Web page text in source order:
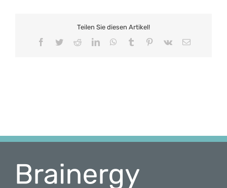
Teilen Sie diesen Artikel!
Facebook
TwitterRedditLinkedInWhatsApp
Tumblr Pinterest
Vk
E-